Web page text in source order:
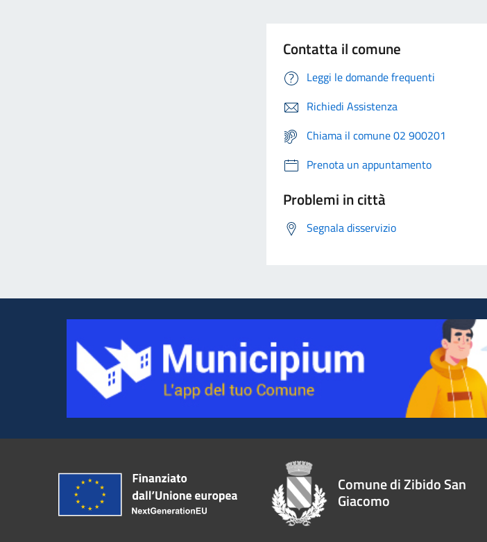
Contatta il comune
Leggi le domande frequenti
Richiedi Assistenza
Chiama il comune 02 900201
Prenota un appuntamento
Problemi in città
Segnala disservizio
Comune di Zibido San
Giacomo